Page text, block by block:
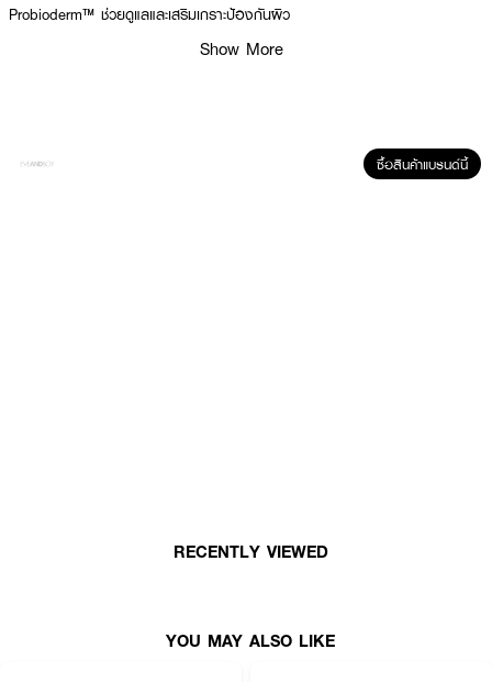
Probioderm™ ช่วยดูแลและเสริมเกราะป้องกันผิว
Show More
ซื้อสินค้าแบรนด์นี้
RECENTLY VIEWED
YOU MAY ALSO LIKE